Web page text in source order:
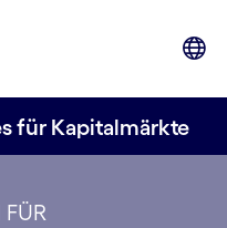
für Kapitalmärkte